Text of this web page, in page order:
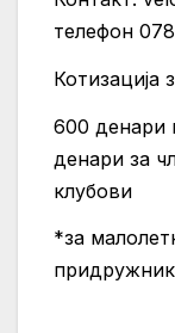
телефон
Котизација
600 денари
денари за
клубови
*за